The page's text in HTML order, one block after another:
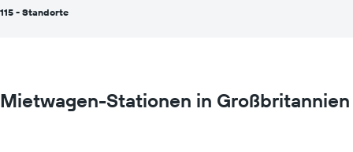
115 - Standorte
Mietwagen-Stationen in Großbritannien